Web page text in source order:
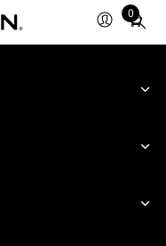
0
Total
items
cart: